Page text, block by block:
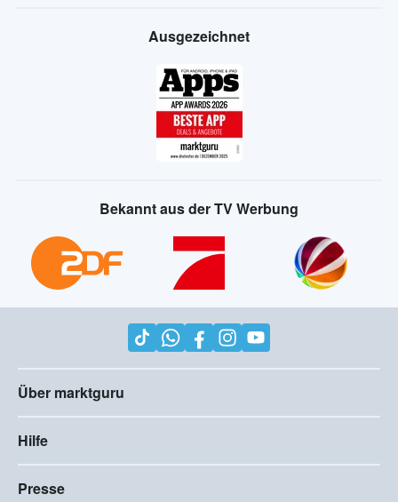
Ausgezeichnet
Bekannt aus der TV Werbung
Über marktguru
Hilfe
Presse